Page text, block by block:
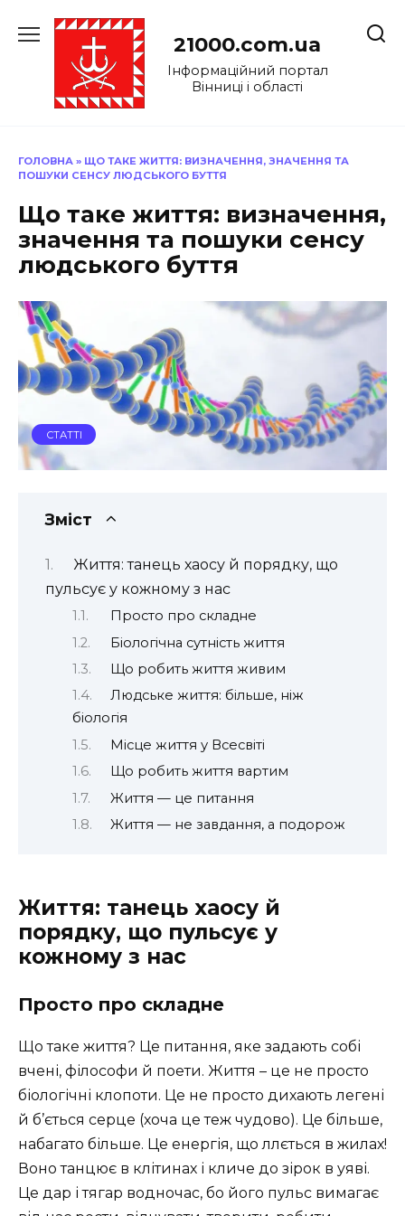
до
21000.com.ua
Інформаційний портал
Вінниці і області
ГОЛОВНА » ЩО ТАКЕ ЖИТТЯ: ВИЗНАЧЕННЯ, ЗНАЧЕННЯ ТА
ПОШУКИ СЕНСУ ЛЮДСЬКОГО БУТТЯ
Що таке життя: визначення,
значення та пошуки сенсу
людського буття
СТАТТІ
Зміст
Життя: танець хаосу й порядку, що
пульсує у кожному з нас
Просто про складне
Біологічна сутність життя
Що робить життя живим
Людське життя: більше, ніж
біологія
Місце життя у Всесвіті
Що робить життя вартим
Життя — це питання
Життя — не завдання, а подорож
Життя: танець хаосу й
порядку, що пульсує у
кожному з нас
Просто про складне
Що таке життя? Це питання, яке задають собі
вчені, філософи й поети. Життя – це не просто
біологічні клопоти. Це не просто дихають легені
й б’ється серце (хоча це теж чудово). Це більше,
набагато більше. Це енергія, що ллється в жилах!
Воно танцює в клітинах і кличе до зірок в уяві.
Це дар і тягар водночас, бо його пульс вимагає